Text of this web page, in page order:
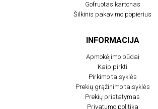
Gofruotas kartonas
Šilkinis pakavimo popierius
INFORMACIJA
Apmokėjimo būdai
Kaip pirkti
Pirkimo taisyklės
Prekių grąžinimo taisyklės
Prekių pristatymas
Privatumo politika